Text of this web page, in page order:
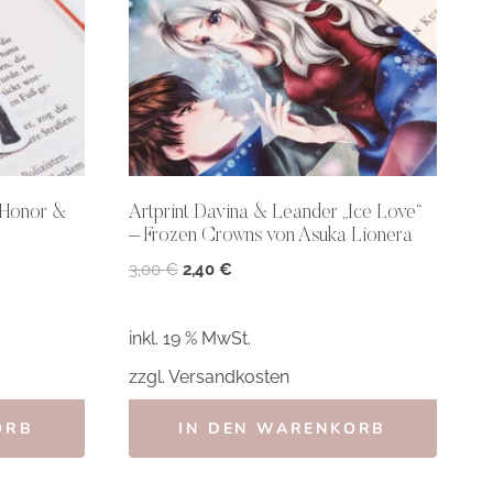
&
Artprint Davina & Leander „Ice Love“
– Frozen Crowns von Asuka Lionera
3,00€ Ursprünglicher
3,00 €
2,40 €Aktueller
2,40 €.
inkl. 19 % MwSt.
zzgl. Versandkosten
IN DEN WARENKORB